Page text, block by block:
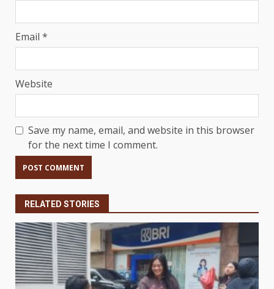
Email *
Website
Save my name, email, and website in this browser
for the next time I comment.
RELATED STORIES